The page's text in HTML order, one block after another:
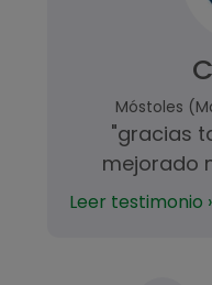
Móstoles
"gracias
mejorado
Leer testimonio ›